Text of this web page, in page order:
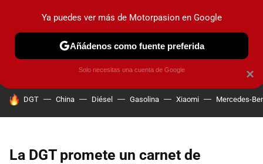
PRUEBAS COCHES ELÉCTRICOS OBSERVATORIO
HOY SE HABLA DE
DGT China Diésel Gasolina Xiaomi Mercedes-
La DGT promete un carnet de
×
Ya puedes ver más de Motorpasion en Google
Añádenos como fuente preferida
Solo necesitas una cuenta de Google